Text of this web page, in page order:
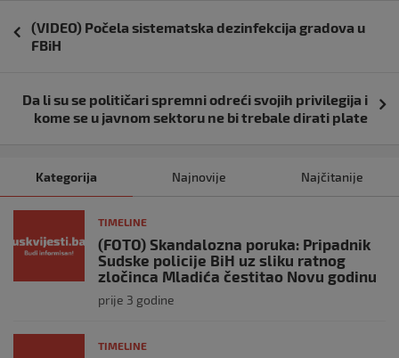
Navigacija
objava
(VIDEO) Počela sistematska dezinfekcija gradova u
FBiH
Da li su se političari spremni odreći svojih privilegija i
kome se u javnom sektoru ne bi trebale dirati plate
Kategorija Najnovije Najčitanije
TIMELINE
(FOTO) Skandalozna poruka: Pripadnik
Sudske policije BiH uz sliku ratnog
zločinca Mladića čestitao Novu godinu
prije 3 godine
TIMELINE